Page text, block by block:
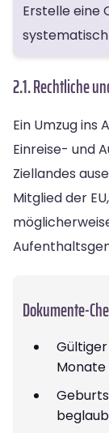
Erstelle eine
2.1. Rechtliche
Ein Umzug ins
Einreise- und
Ziellandes
Mitglied der
Dokumente-